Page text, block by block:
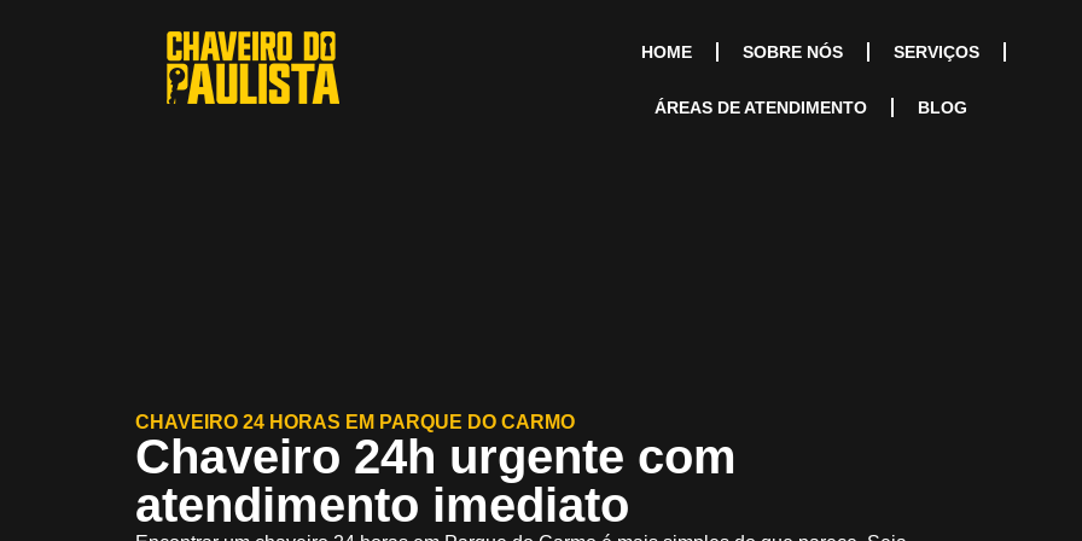
HOME SOBRE NÓS SERVIÇOS
ÁREAS DE ATENDIMENTO BLOG
CHAVEIRO 24 HORAS EM PARQUE DO CARMO
Chaveiro 24h urgente com
atendimento imediato